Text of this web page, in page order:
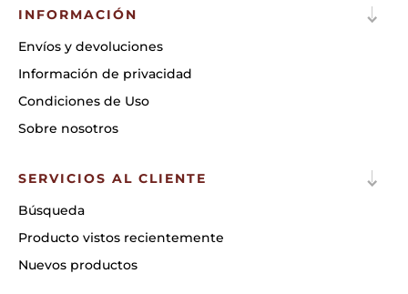
INFORMACIÓN
Envíos y devoluciones
Información de privacidad
Condiciones de Uso
Sobre nosotros
SERVICIOS AL CLIENTE
Búsqueda
Producto vistos recientemente
Nuevos productos